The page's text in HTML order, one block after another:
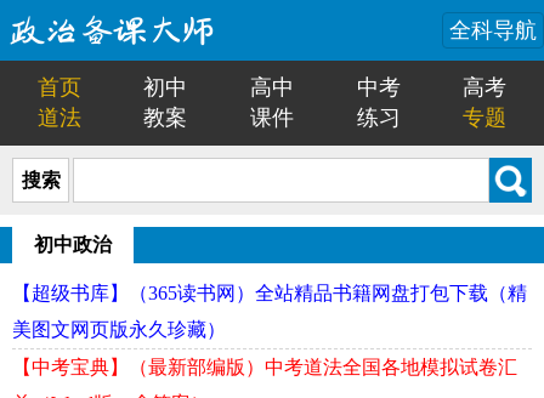
全科导航
首页 初中 高中 中考
高考
道法
教案 课件 练习 专题
搜索
初中政治
【超级书库】（365读书网）全站精品书籍网盘打包下载（精
美图文网页版永久珍藏）
【中考宝典】（最新部编版）中考道法全国各地模拟试卷汇